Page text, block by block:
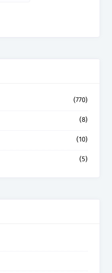
(770)
(8)
(10)
(5)